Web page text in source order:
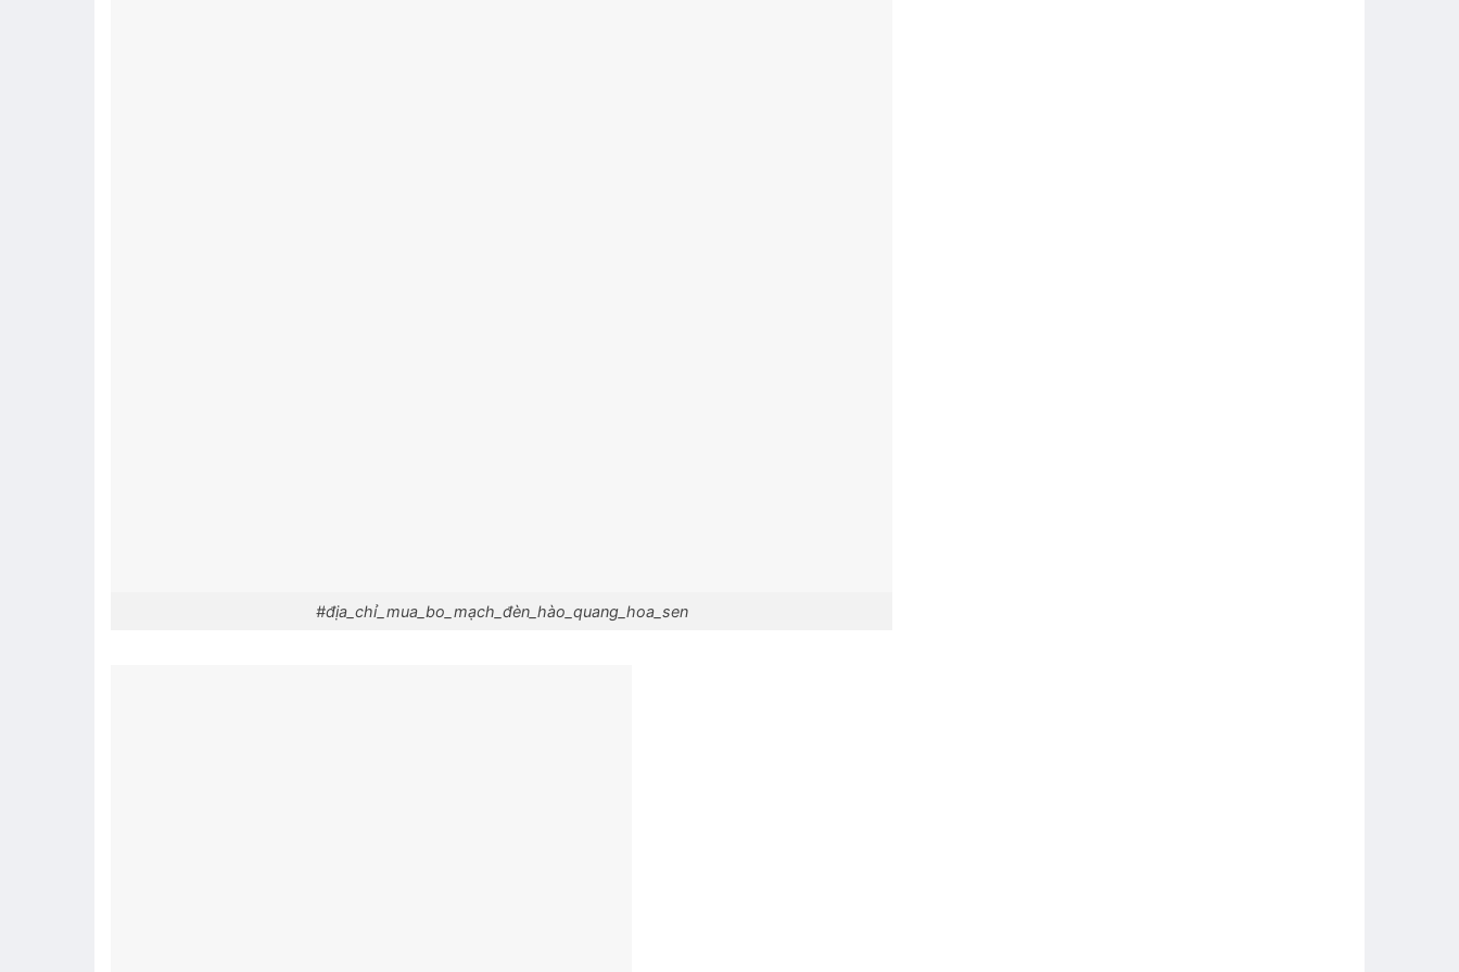
#địa_chỉ_mua_bo_mạch_đèn_hào_quang_hoa_sen